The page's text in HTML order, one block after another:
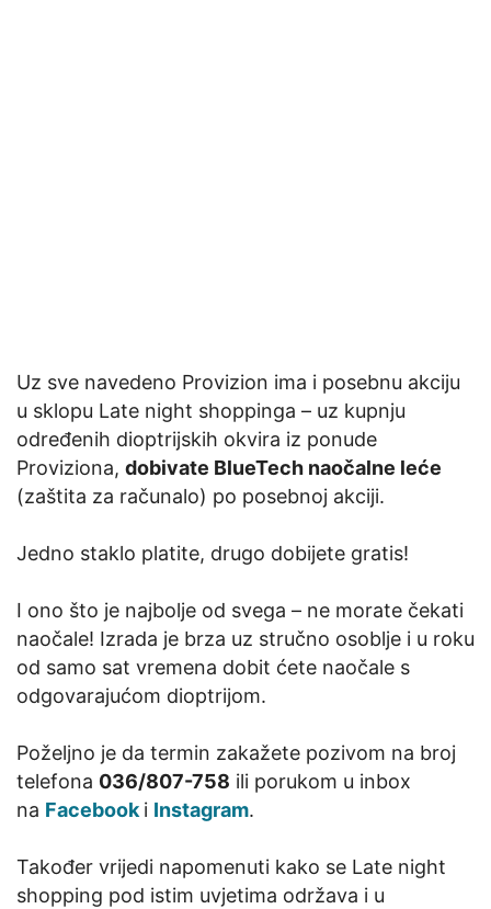
Uz sve navedeno Provizion ima i posebnu akciju
u sklopu Late night shoppinga – uz kupnju
određenih dioptrijskih okvira iz ponude
Proviziona, dobivate BlueTech naočalne leće
(zaštita za računalo) po posebnoj akciji.
Jedno staklo platite, drugo dobijete gratis!
I ono što je najbolje od svega – ne morate čekati
naočale! Izrada je brza uz stručno osoblje i u roku
od samo sat vremena dobit ćete naočale s
odgovarajućom dioptrijom.
Poželjno je da termin zakažete pozivom na broj
telefona 036/807-758 ili porukom u inbox
na Facebook i Instagram.
Također vrijedi napomenuti kako se Late night
shopping pod istim uvjetima održava i u